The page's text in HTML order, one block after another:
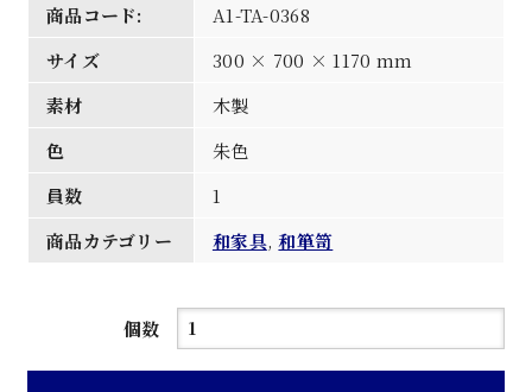
商品コード:
A1-TA-0368
サイズ
300 × 700 × 1170 mm
素材
木製
色
朱色
員数
1
商品カテゴリー
和家具,和箪笥
個数
朱